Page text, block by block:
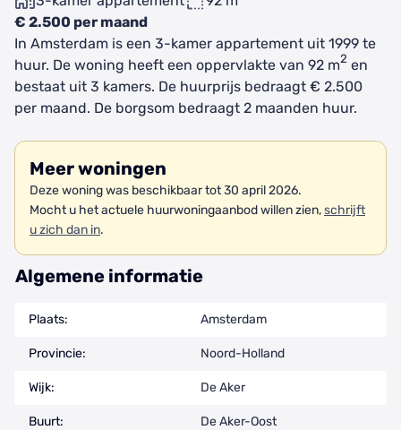
€ 2.500 per maand
In Amsterdam is een 3-kamer appartement uit 1999 te
huur. De woning heeft een oppervlakte van 92 m2 en
bestaat uit 3 kamers. De huurprijs bedraagt € 2.500
per maand. De borgsom bedraagt 2 maanden huur.
Meer woningen
Deze woning was beschikbaar tot 30 april 2026.
Mocht u het actuele huurwoningaanbod willen zien,schrijft
u zich dan in.
Algemene informatie
Plaats: Amsterdam
Provincie: Noord-Holland
Wijk: De Aker
Buurt: De Aker-Oost